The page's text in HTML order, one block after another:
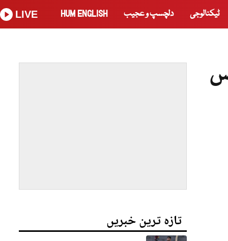
ٹیکنالوجی دلچسپ و عجیب HUM ENGLISH
LIVE
تازہ ترین خبریں